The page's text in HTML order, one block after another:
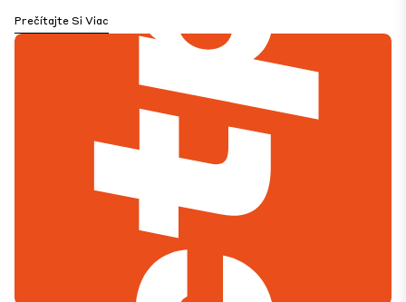
Prečítajte Si Viac